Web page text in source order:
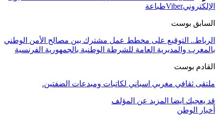
الإلكترونيViberطباعة
السابق بوست
الرباط.. التوقيع على مخطط عمل مشترك بين مصالح الأمن الوطني
بالمغرب والمديرية العامة للشرطة الوطنية بالجمهورية الفرنسية
القادم بوست
ملتقى ثقافي مغربي اسباني لكاتبات ومبدعات الضفتين.
قد يعجبك ايضا المزيد عن المؤلف
أخبار الوطن